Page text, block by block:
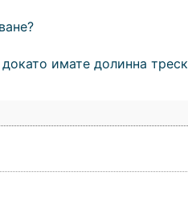
имате долинна